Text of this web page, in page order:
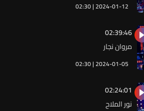
02:30 | 2024-01-12
02:30 | 2024-01-05
مروان نجار
02:39:46
نور الملاح
02:24:01